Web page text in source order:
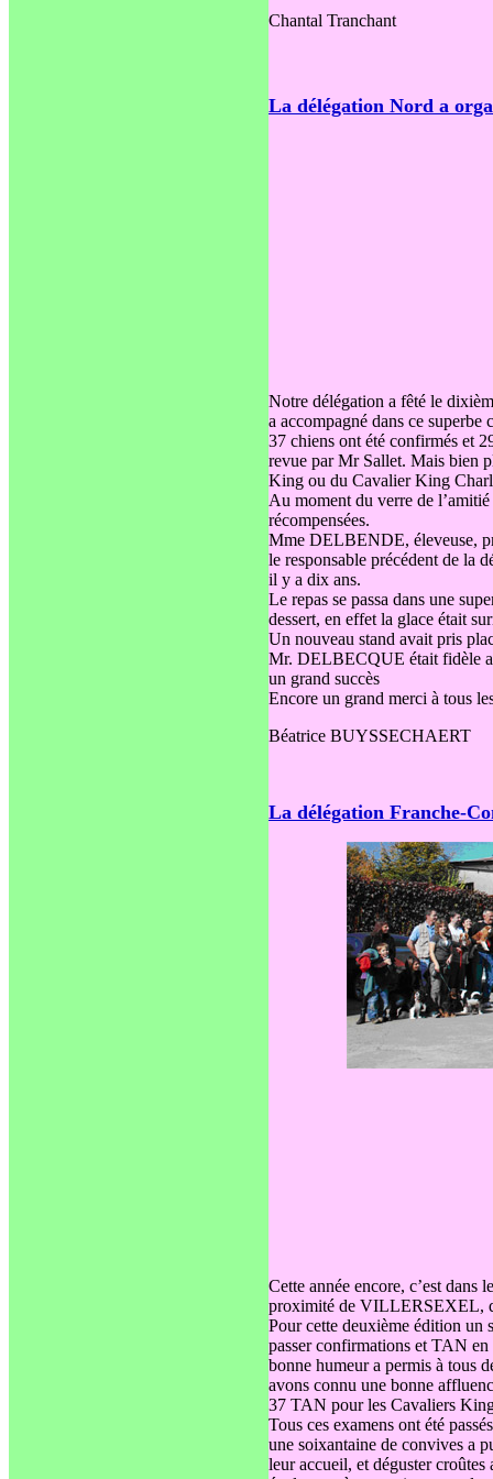
Chantal Tranchant
La délégation Nord a
Notre délégation a fêté le
a accompagné dans ce
37 chiens ont été confirmés et
revue par Mr Sallet. Mais bien
King ou du Cavalier King
Au moment du verre de
récompensées.
Mme DELBENDE, éleveuse,
le responsable précédent de la
il y a dix ans.
Le repas se passa dans une
dessert, en effet la glace était
Un nouveau stand avait pris
Mr. DELBECQUE était fidèle
un grand succès
Encore un grand merci à tous
Béatrice BUYSSECHAERT
La délégation Franche-
Cette année encore, c’est
proximité de VILLERSEXEL,
Pour cette deuxième édition un
passer confirmations et TAN
bonne humeur a permis à tous
avons connu une bonne
37 TAN pour les Cavaliers
Tous ces examens ont été
une soixantaine de convives a
leur accueil, et déguster